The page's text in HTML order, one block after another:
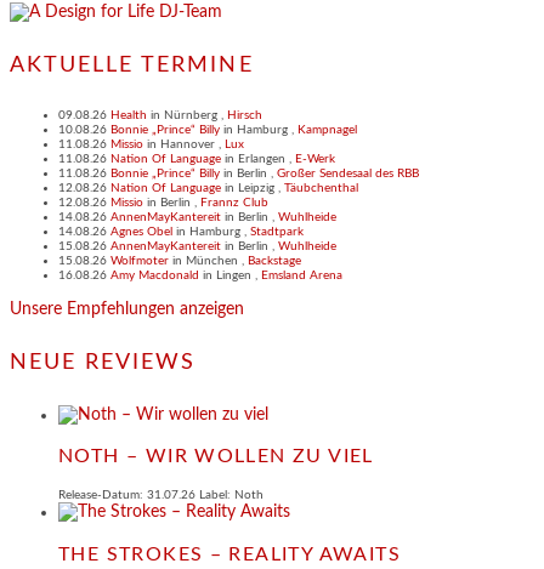
AKTUELLE TERMINE
09.08.26 Health in Nürnberg
Hirsch
10.08.26 Bonnie „Prince“ Billy in Hamburg
Kampnagel
11.08.26 Missio in Hannover
Lux
11.08.26 Nation Of Language in Erlangen
E-Werk
11.08.26 Bonnie „Prince“ Billy in Berlin
Großer Sendesaal des RBB
12.08.26 Nation Of Language in Leipzig
Täubchenthal
12.08.26 Missio in Berlin
Frannz Club
14.08.26 AnnenMayKantereit in Berlin
Wuhlheide
14.08.26 Agnes Obel in Hamburg
Stadtpark
15.08.26 AnnenMayKantereit in Berlin
Wuhlheide
15.08.26 Wolfmoter in München
Backstage
16.08.26 Amy Macdonald in Lingen Emsland Arena
Unsere Empfehlungen anzeigen
NEUE REVIEWS
NOTH – WIR WOLLEN ZU VIEL
Release-Datum: 31.07.26 Label: Noth
THE STROKES – REALITY AWAITS